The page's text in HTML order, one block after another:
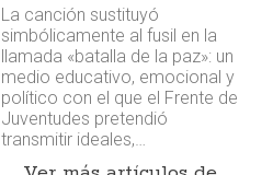
La canción sustituyó
simbólicamente al fusil en la
llamada «batalla de la paz»: un
medio educativo, emocional y
político con el que el Frente de
Juventudes pretendió
transmitir ideales,…